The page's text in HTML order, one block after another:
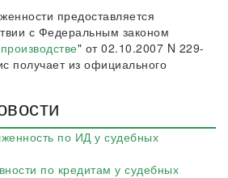
предоставляется
с Федеральным законом
" от 02.10.2007 N 229-
получает из официального
по ИД у судебных
по кредитам у судебных